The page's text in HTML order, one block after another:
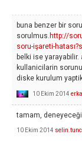
buna benzer bir
sorulmus. http://
soru-işareti-
belki ise
kullanicilarin
diske kurulum
10 Ekim 2014
tamam,
10 Ekim 2014